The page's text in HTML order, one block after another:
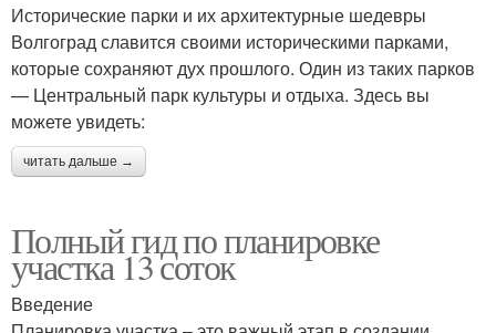
Исторические парки и их архитектурные шедевры
Волгоград славится своими историческими парками,
которые сохраняют дух прошлого. Один из таких парков
— Центральный парк культуры и отдыха. Здесь вы
можете увидеть:
читать дальше →
Полный гид по планировке
участка 13 соток
Введение